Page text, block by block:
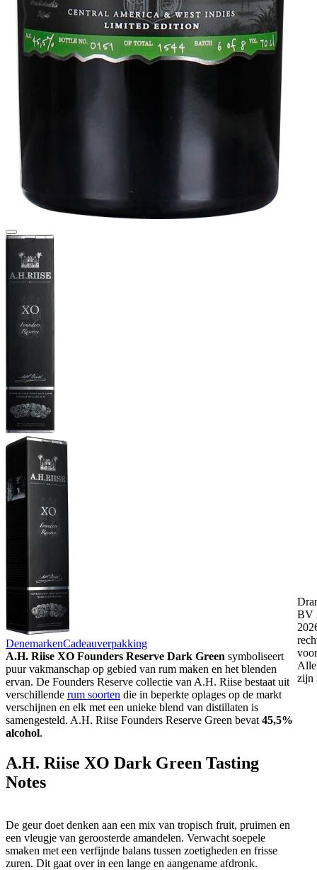
DenemarkenCadeauverpakking
A.H. Riise XO Founders Reserve Dark Green symboliseert
puur vakmanschap op gebied van rum maken en het blenden
ervan. De Founders Reserve collectie van A.H. Riise bestaat uit
verschillende rum soorten die in beperkte oplages op de markt
verschijnen en elk met een unieke blend van distillaten is
samengesteld. A.H. Riise Founders Reserve Green bevat 45,5%
alcohol.
A.H. Riise XO Dark Green Tasting
Notes
De geur doet denken aan een mix van tropisch fruit, pruimen en
een vleugje van geroosterde amandelen. Verwacht soepele
smaken met een verfijnde balans tussen zoetigheden en frisse
zuren. Dit gaat over in een lange en aangename afdronk.
BV
zijn